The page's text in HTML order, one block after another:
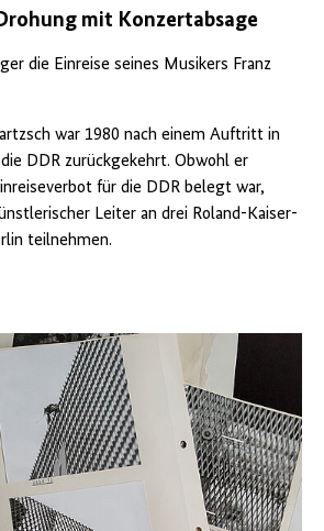
mit Konzertabsage
die Einreise seines Musikers Franz
war 1980 nach einem Auftritt in
DDR zurückgekehrt. Obwohl er
für die DDR belegt war,
Leiter an drei Roland-Kaiser-
teilnehmen.